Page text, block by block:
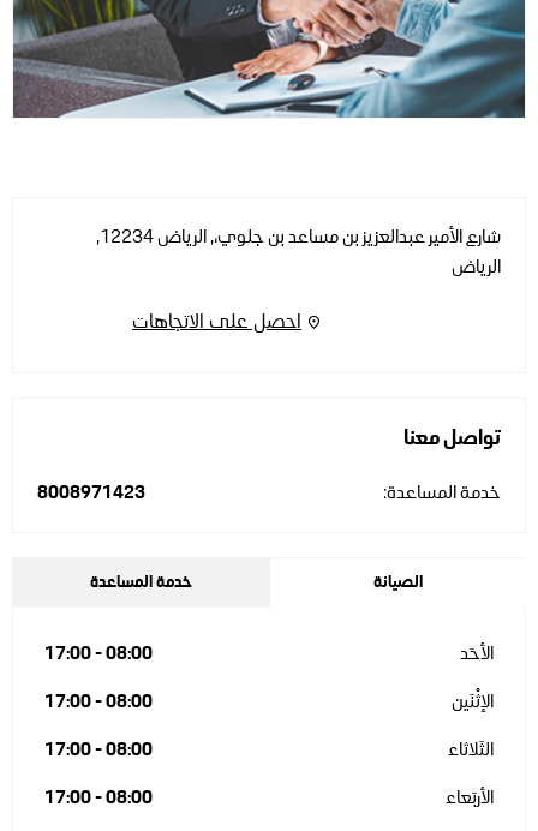
شارع الأمير عبدالعزيز بن مساعد بن جلوي،,الرياض 12234
,
الرياض
احصل على الاتجاهات
تواصل معنا
خدمة المساعدة: 8008971423
الصيانة خدمة المساعدة
الأحَد 08:00
-
17:00
الإثْنَين
08:00
-
17:00
الثَلاثاء
08:00
-
17:00
الأربَعاء
08:00
-
17:00